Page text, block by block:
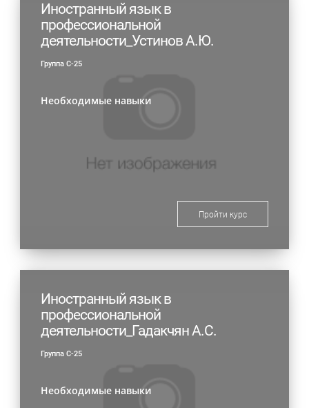
Иностранный язык в
профессиональной
деятельности_Устинов А.Ю.
Группа С-25
Необходимые навыки
Пройти курс
Иностранный язык в
профессиональной
деятельности_Гадакчян А.С.
Группа С-25
Необходимые навыки